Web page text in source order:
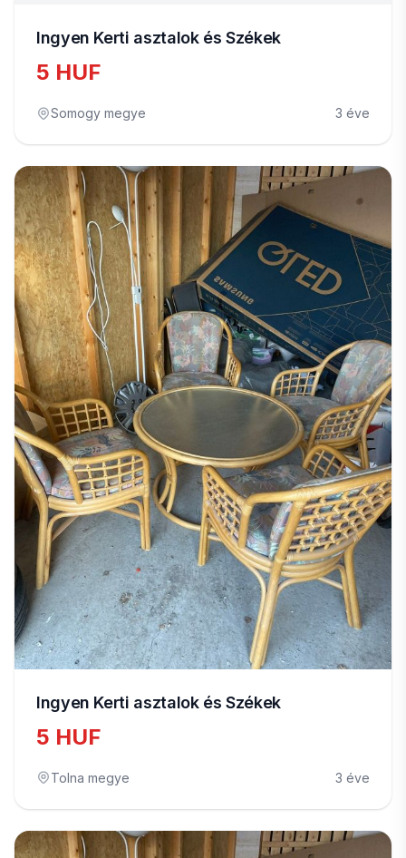
Ingyen Kerti asztalok és Székek
5 HUF
Somogy megye 3 éve
Ingyen Kerti asztalok és Székek
5 HUF
Tolna megye 3 éve